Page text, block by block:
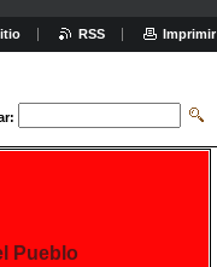
Pueblo
RSS Imprimir